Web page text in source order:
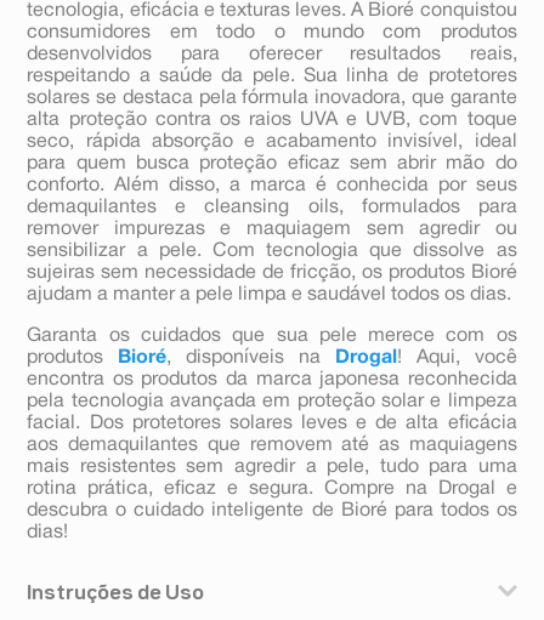
tecnologia, eficácia e texturas leves. A Bioré conquistou
consumidores em todo o mundo com produtos
desenvolvidos para oferecer resultados reais,
respeitando a saúde da pele. Sua linha de protetores
solares se destaca pela fórmula inovadora, que garante
alta proteção contra os raios UVA e UVB, com toque
seco, rápida absorção e acabamento invisível, ideal
para quem busca proteção eficaz sem abrir mão do
conforto. Além disso, a marca é conhecida por seus
demaquilantes e cleansing oils, formulados para
remover impurezas e maquiagem sem agredir ou
sensibilizar a pele. Com tecnologia que dissolve as
sujeiras sem necessidade de fricção, os produtos Bioré
ajudam a manter a pele limpa e saudável todos os dias.
Garanta os cuidados que sua pele merece com os
produtos
Bioré, disponíveis na Drogal ! Aqui, você
encontra os produtos da marca japonesa reconhecida
pela tecnologia avançada em proteção solar e limpeza
facial. Dos protetores solares leves e de alta eficácia
aos demaquilantes que removem até as maquiagens
mais resistentes sem agredir a pele, tudo para uma
rotina prática, eficaz e segura. Compre na Drogal e
descubra o cuidado inteligente de Bioré para todos os
dias!
Instruções de Uso